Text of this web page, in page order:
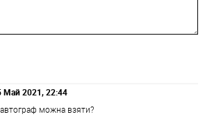
Май 2021, 22:44
можна взяти?